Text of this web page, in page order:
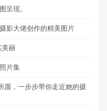
呈现。
影大佬创作的精美图片
美丽
片集
愿，一步步带你走近她的摄